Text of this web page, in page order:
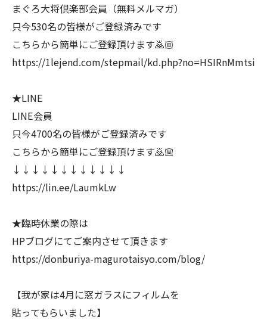
まぐろ大将倶楽部会員（無料メルマガ）
只今530名の皆様がご登録済みです
こちらから簡単にご登録頂けます🙇🏼
https://1lejend.com/stepmail/kd.php?no=HSIRnMmtsi
★LINE
LINE会員
只今4700名の皆様がご登録済みです
こちらから簡単にご登録頂けます🙇🏼
↓↓↓↓↓↓↓↓↓↓↓↓
https://lin.ee/LaumkLw
★臨時休業の際は
HPブログにてご案内させて頂きます
https://donburiya-magurotaisyo.com/blog/
【我が家は4月に窓ガラスにフィルムを
貼ってもらいました】